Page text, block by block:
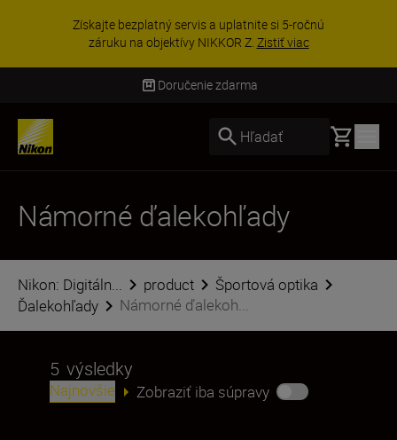
UŠETRI NA PRÍSLUŠENSTVE | Ušetrite 15 % na
vybranom príslušenstve a doplňte si svoju
výbavu ešte dne...Nakupovať
Doručenie zdarma
Hľadať Basket
Námorné ďalekohľady
Nikon: Digitáln... product
Športová optika
Ďalekohľady
Námorné ďalekoh...
5 výsledky
Najnovšie Zobraziť iba súpravy